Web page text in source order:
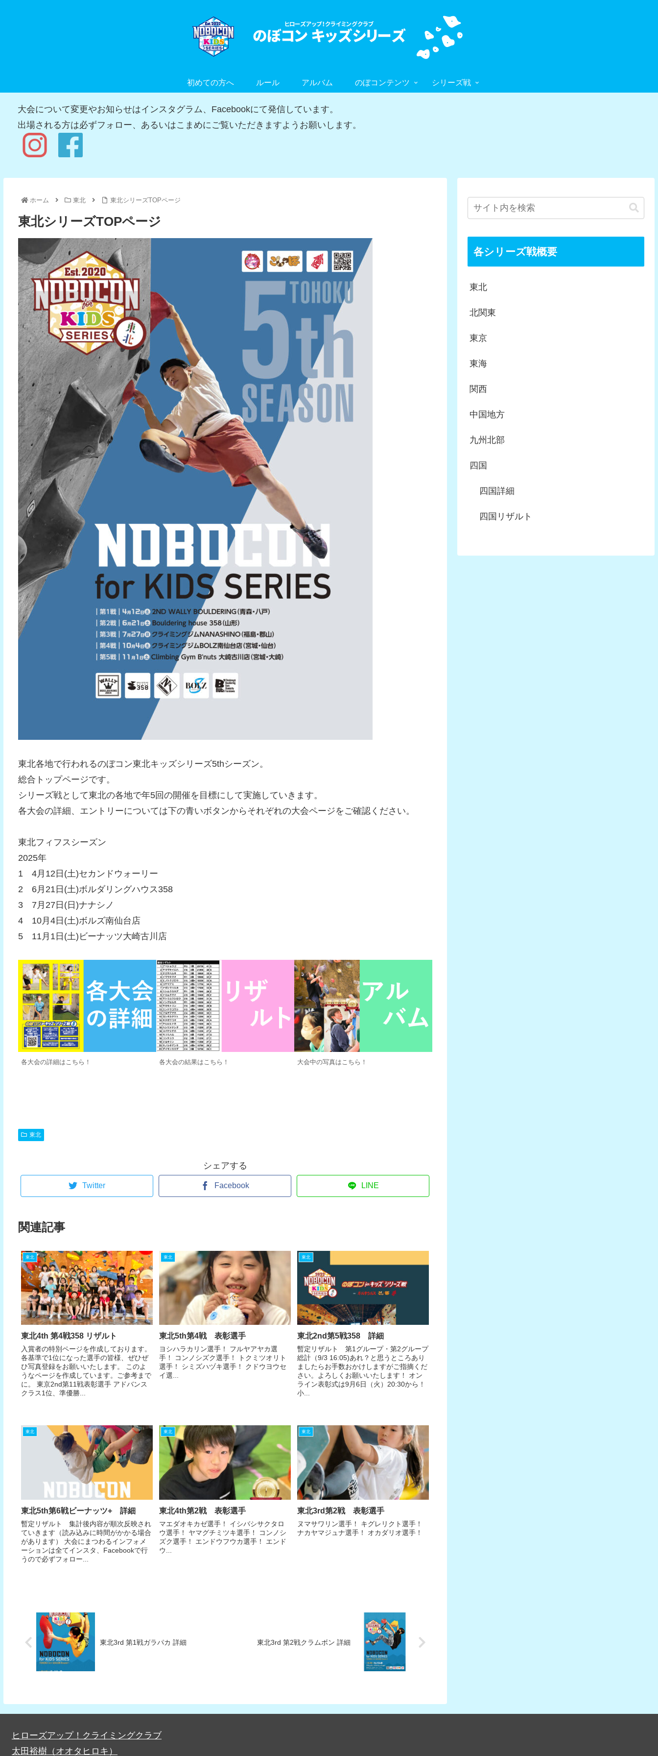
初めての方へ ルール アルバム のぼコンテンツ シリーズ戦
大会について変更やお知らせはインスタグラム、Facebookにて発信しています。
出場される方は必ずフォロー、あるいはこまめにご覧いただきますようお願いします。
ホーム 東北 東北シリーズTOPページ
東北シリーズTOPページ
東北各地で行われるのぼコン東北キッズシリーズ5thシーズン。
総合トップページです。
シリーズ戦として東北の各地で年5回の開催を目標にして実施していきます。
各大会の詳細、エントリーについては下の青いボタンからそれぞれの大会ページをご確認ください。
東北フィフスシーズン
2025年
1 4月12日(土)セカンドウォーリー
2 6月21日(土)ボルダリングハウス358
3 7月27日(日)ナナシノ
4 10月4日(土)ボルズ南仙台店
5 11月1日(土)ビーナッツ大崎古川店
各大会の詳細はこちら！ 各大会の結果はこちら！ 大会中の写真はこちら！
東北
シェアする
Twitter Facebook LINE
関連記事
東北
東北4th 第4戦358 リザルト
入賞者の特別ページを作成しております。
各基準で1位になった選手の皆様、ぜひぜ
ひ写真登録をお願いいたします。 このよ
うなページを作成しています。ご参考まで
に。 東京2nd第11戦表彰選手 アドバンス
クラス1位、準優勝...
東北
東北5th第4戦 表彰選手
ヨシハラカリン選手！ フルヤアヤカ選
手！ コンノシズク選手！ トクミツオリト
選手！ シミズハヅキ選手！ クドウヨウセ
イ選...
東北
東北2nd第5戦358 詳細
暫定リザルト 第1グループ・第2グループ
総計（9/3 16:05)あれ？と思うところあり
ましたらお手数おかけしますがご指摘くだ
さい。よろしくお願いいたします！ オン
ライン表彰式は9月6日（火）20:30から！
小...
東北
東北5th第6戦ビーナッツ+ 詳細
暫定リザルト 集計後内容が順次反映され
ていきます（読み込みに時間がかかる場合
があります） 大会にまつわるインフォメ
ーションは全てインスタ、Facebookで行
うので必ずフォロー...
東北
東北4th第2戦 表彰選手
マエダオキカゼ選手！ イシバシサクタロ
ウ選手！ ヤマグチミツキ選手！ コンノシ
ズク選手！ エンドウフウカ選手！ エンド
ウ...
東北
東北3rd第2戦 表彰選手
ヌマサワリン選手！ キグレリクト選手！
ナカヤマジュナ選手！ オカダリオ選手！
東北3rd 第1戦ガラパカ 詳細 東北3rd 第2戦クラムボン 詳細
各シリーズ戦概要
東北
北関東
東京
東海
関西
中国地方
九州北部
四国
四国詳細
四国リザルト
ヒローズアップ！クライミングクラブ
太田裕樹（オオタヒロキ）